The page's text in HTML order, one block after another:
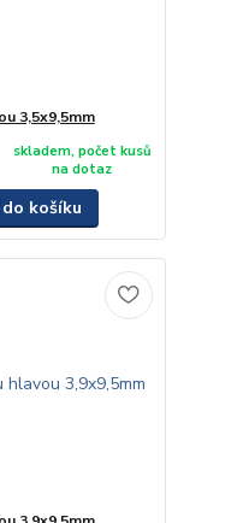
3,5x9,5mm
skladem, počet kusů
na dotaz
košíku